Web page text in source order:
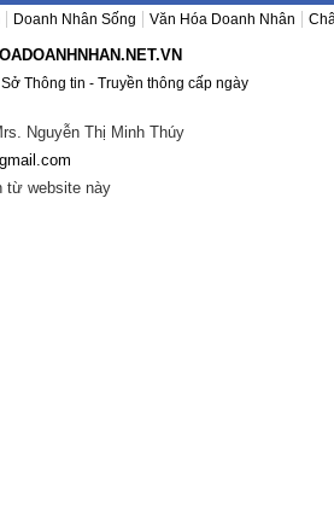
Doanh Nhân Sống Văn Hóa Doanh Nhân
Thông tin - Truyền thông cấp ngày
Nguyễn Thị Minh Thúy
từ website này